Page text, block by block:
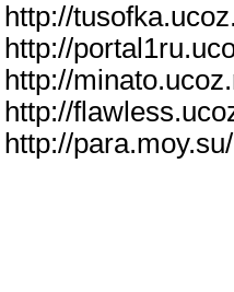
http://
http://
http://
http://
http://